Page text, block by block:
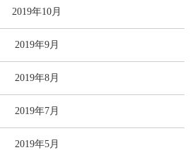
2019年10月
2019年9月
2019年8月
2019年7月
2019年5月